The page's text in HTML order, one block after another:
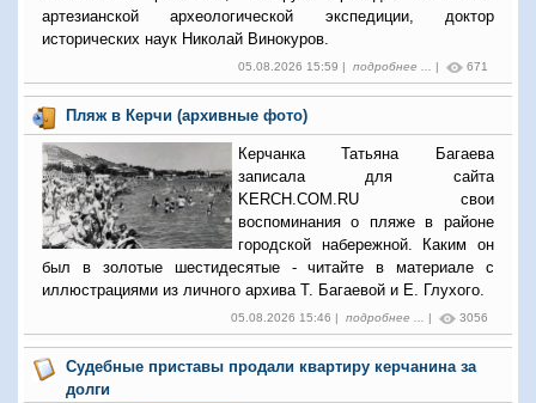
артезианской археологической экспедиции, доктор
исторических наук Николай Винокуров.
05.08.2026 15:59 | подробнее ... | 671
Пляж в Керчи (архивные фото)
Керчанка Татьяна Багаева
записала для сайта
KERCH.COM.RU свои
воспоминания о пляже в районе
городской набережной. Каким он
был в золотые шестидесятые - читайте в материале с
иллюстрациями из личного архива Т. Багаевой и Е. Глухого.
05.08.2026 15:46 | подробнее ... | 3056
Судебные приставы продали квартиру керчанина за
долги